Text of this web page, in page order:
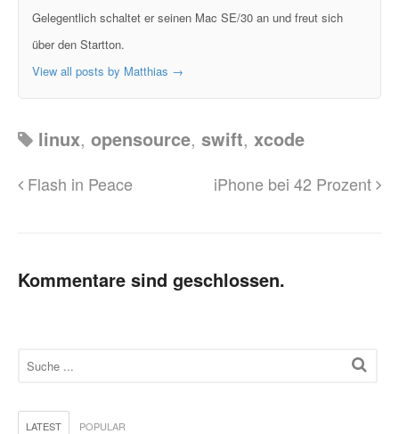
Gelegentlich schaltet er seinen Mac SE/30 an und freut sich
über den Startton.
View all posts by Matthias →
linux, opensource, swift, xcode
Flash in Peace iPhone bei 42 Prozent
Kommentare sind geschlossen.
LATEST POPULAR